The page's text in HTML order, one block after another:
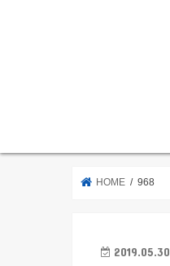
HOME 968
2019.05.30